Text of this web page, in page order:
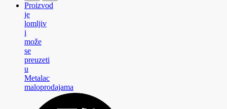
Proizvod
je
lomljiv
i
može
se
preuzeti
u
Metalac
maloprodajama